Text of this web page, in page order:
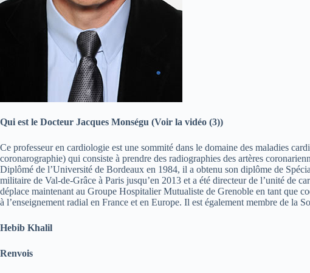
Qui est le Docteur Jacques Monségu (Voir la vidéo (3))
Ce professeur en cardiologie est une sommité dans le domaine des maladies
coronarographie) qui consiste à prendre des radiographies des artères
Diplômé de l’Université de Bordeaux en 1984, il a obtenu son diplôme de
militaire de Val-de-Grâce à Paris jusqu’en 2013 et a été directeur de l’unité de
déplace maintenant au Groupe Hospitalier Mutualiste de Grenoble en tant que
à l’enseignement radial en France et en Europe. Il est également membre de la
Hebib Khalil
Renvois